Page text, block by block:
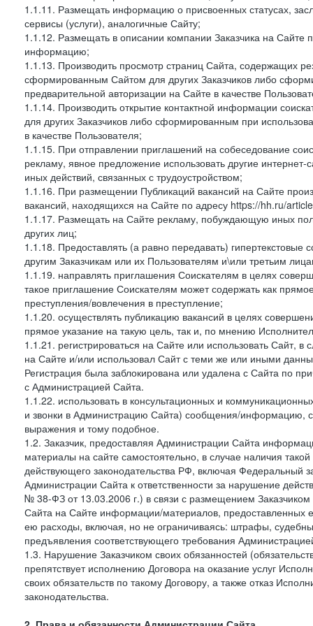
1.1.11. Размещать информацию о присвоенных статусах,
сервисы (услуги), аналогичные Сайту;
1.1.12. Размещать в описании компании Заказчика на Сайте
информацию;
1.1.13. Производить просмотр страниц Сайта, содержащих
сформированным Сайтом для других Заказчиков либо
предварительной авторизации на Сайте в качестве
1.1.14. Производить открытие контактной информации
для других Заказчиков либо сформированным при
в качестве Пользователя;
1.1.15. При отправлении приглашений на собеседование
рекламу, явное предложение использовать другие
иных действий, связанных с трудоустройством;
1.1.16. При размещении Публикаций вакансий на Сайте
вакансий, находящихся на Сайте по адресу https://hh.ru/
1.1.17. Размещать на Сайте рекламу, побуждающую иных
других лиц;
1.1.18. Предоставлять (а равно передавать)
другим Заказчикам или их Пользователям и\или третьим
1.1.19. направлять приглашения Соискателям в целях
такое приглашение Соискателям может содержать как
преступления/вовлечения в преступление;
1.1.20. осуществлять публикацию вакансий в целях
прямое указание на такую цель, так и, по мнению
1.1.21. регистрироваться на Сайте или использовать Сайт,
на Сайте и/или использовал Сайт с теми же или иными
Регистрация была заблокирована или удалена с Сайта по
с Администрацией Сайта.
1.1.22. использовать в консультационных и
и звонки в Администрацию Сайта) сообщения/информацию,
выражения и тому подобное.
1.2. Заказчик, предоставляя Администрации Сайта
материалы на сайте самостоятельно, в случае наличия
действующего законодательства РФ, включая
Администрации Сайта к ответственности за нарушение
№ 38-ФЗ от 13.03.2006 г.) в связи с размещением
Сайта на Сайте информации/материалов, предоставленных
ею расходы, включая, но не ограничиваясь: штрафы,
предъявления соответствующего требования
1.3. Нарушение Заказчиком своих обязанностей
препятствует исполнению Договора на оказание услуг
своих обязательств по такому Договору, а также отказ
законодательства.